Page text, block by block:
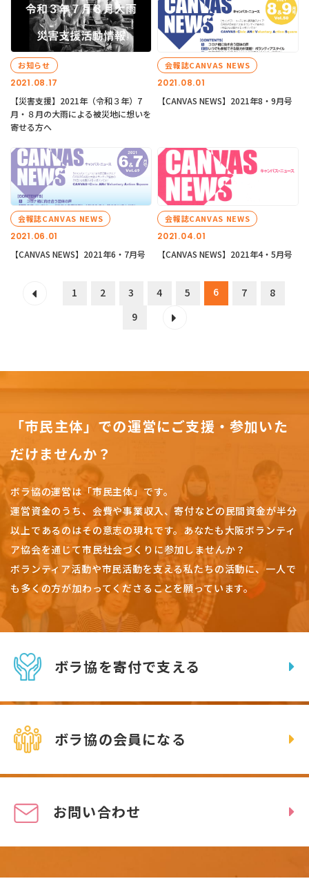
2021.08.17
お知らせ
【災害支援】2021年（令和３年）7
月・８月の大雨による被災地に想いを
寄せる方へ
2021.08.01
会報誌CANVAS NEWS
【CANVAS NEWS】2021年8・9月号
2021.06.01
会報誌CANVAS NEWS
【CANVAS NEWS】2021年6・7月号
2021.04.01
会報誌CANVAS NEWS
【CANVAS NEWS】2021年4・5月号
1 2 3 4 5 6 7
8
9
「市民主体」での運営にご支援・参加いた
だけませんか？
ボラ協の運営は「市民主体」です。
運営資金のうち、会費や事業収入、寄付などの民間資金が半分
以上であるのはその意志の現れです。 あなたも大阪ボランティ
ア協会を通じて市民社会づくりに参加しませんか？
ボランティア活動や市民活動を支える私たちの活動に、一人で
も多くの方が加わってくださることを願っています。
ボラ協を寄付で支える
ボラ協の会員になる
お問い合わせ